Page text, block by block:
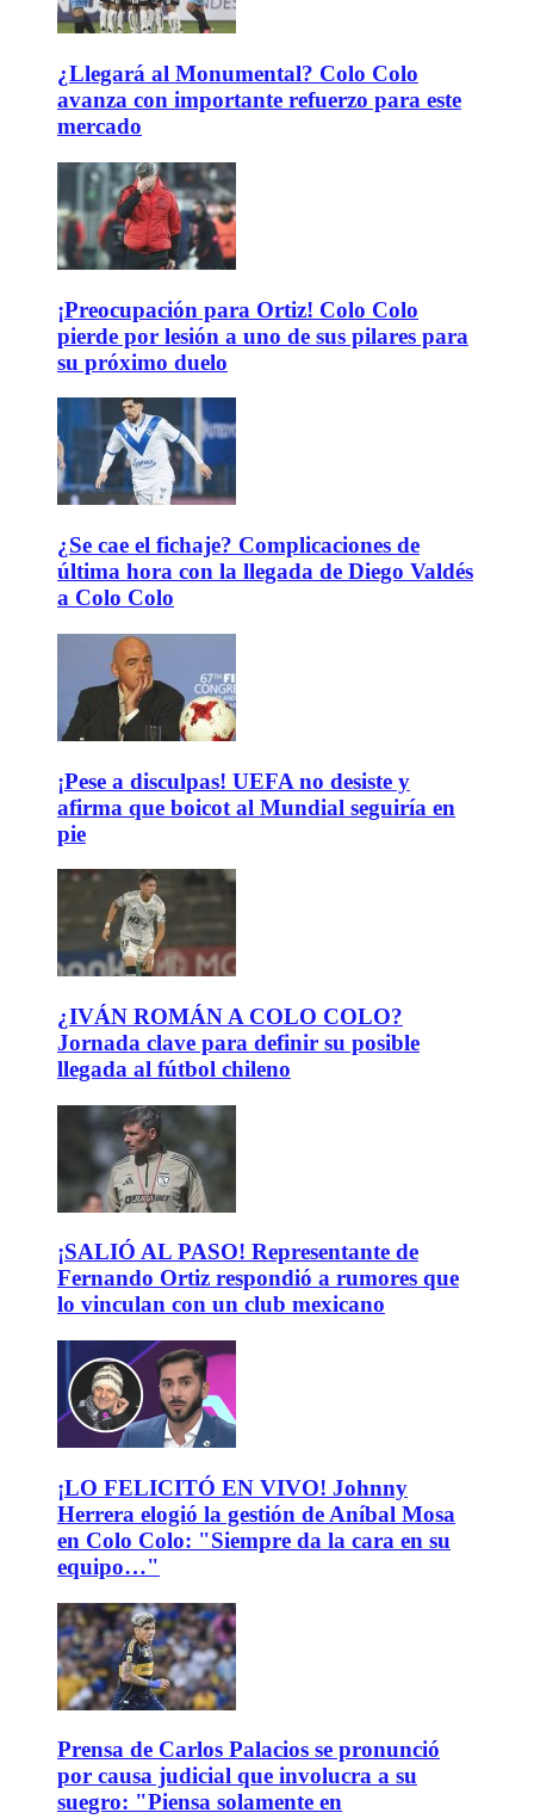
¿Llegará al Monumental? Colo Colo
avanza con importante refuerzo para este
mercado
¡Preocupación para Ortiz! Colo Colo
pierde por lesión a uno de sus pilares para
su próximo duelo
¿Se cae el fichaje? Complicaciones de
última hora con la llegada de Diego Valdés
a Colo Colo
¡Pese a disculpas! UEFA no desiste y
afirma que boicot al Mundial seguiría en
pie
¿IVÁN ROMÁN A COLO COLO?
Jornada clave para definir su posible
llegada al fútbol chileno
¡SALIÓ AL PASO! Representante de
Fernando Ortiz respondió a rumores que
lo vinculan con un club mexicano
¡LO FELICITÓ EN VIVO! Johnny
Herrera elogió la gestión de Aníbal Mosa
en Colo Colo: "Siempre da la cara en su
equipo…"
Prensa de Carlos Palacios se pronunció
por causa judicial que involucra a su
suegro: "Piensa solamente en